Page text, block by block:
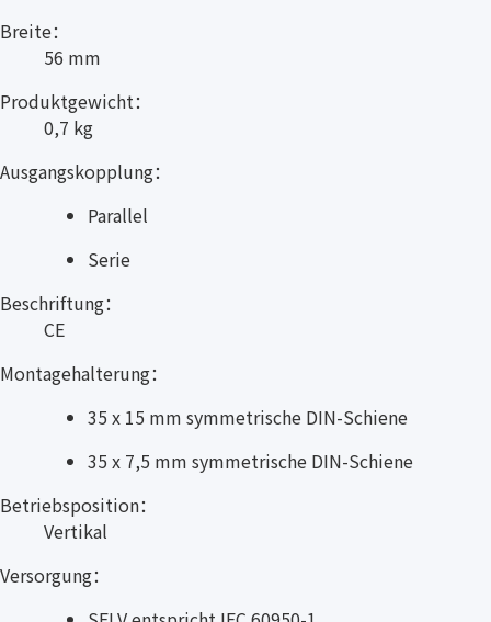
Breite：
56 mm
Produktgewicht：
0,7 kg
Ausgangskopplung：
Parallel
Serie
Beschriftung：
CE
Montagehalterung：
35 x 15 mm symmetrische DIN-Schiene
35 x 7,5 mm symmetrische DIN-Schiene
Betriebsposition：
Vertikal
Versorgung：